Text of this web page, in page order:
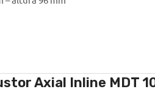
Axial Inline MDT